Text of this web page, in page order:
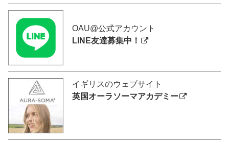
OAU@公式アカウント
LINE友達募集中！
イギリスのウェブサイト
英国オーラソーマアカデミー